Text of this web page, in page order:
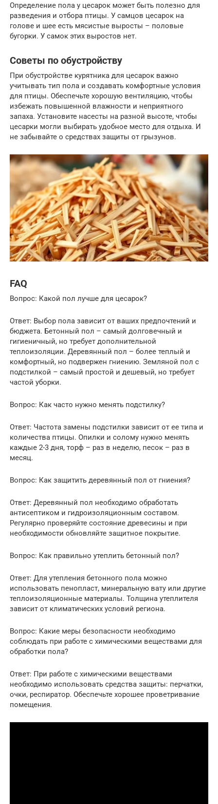
Определение пола у цесарок может быть полезно для
разведения и отбора птицы. У самцов цесарок на
голове и шее есть мясистые выросты – половые
бугорки. У самок этих выростов нет.
Советы по обустройству
При обустройстве курятника для цесарок важно
учитывать тип пола и создавать комфортные условия
для птицы. Обеспечьте хорошую вентиляцию, чтобы
избежать повышенной влажности и неприятного
запаха. Установите насесты на разной высоте, чтобы
цесарки могли выбирать удобное место для отдыха. И
не забывайте о средствах защиты от грызунов.
FAQ
Вопрос: Какой пол лучше для цесарок?
Ответ: Выбор пола зависит от ваших предпочтений и
бюджета. Бетонный пол – самый долговечный и
гигиеничный, но требует дополнительной
теплоизоляции. Деревянный пол – более теплый и
комфортный, но подвержен гниению. Земляной пол с
подстилкой – самый простой и дешевый, но требует
частой уборки.
Вопрос: Как часто нужно менять подстилку?
Ответ: Частота замены подстилки зависит от ее типа и
количества птицы. Опилки и солому нужно менять
каждые 2-3 дня, торф – раз в неделю, песок – раз в
месяц.
Вопрос: Как защитить деревянный пол от гниения?
Ответ: Деревянный пол необходимо обработать
антисептиком и гидроизоляционным составом.
Регулярно проверяйте состояние древесины и при
необходимости обновляйте защитное покрытие.
Вопрос: Как правильно утеплить бетонный пол?
Ответ: Для утепления бетонного пола можно
использовать пенопласт, минеральную вату или другие
теплоизоляционные материалы. Толщина утеплителя
зависит от климатических условий региона.
Вопрос: Какие меры безопасности необходимо
соблюдать при работе с химическими веществами для
обработки пола?
Ответ: При работе с химическими веществами
необходимо использовать средства защиты: перчатки,
очки, респиратор. Обеспечьте хорошее проветривание
помещения.